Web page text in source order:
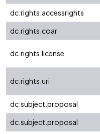
dc.rights.accessrights
dc.rights.coar
dc.rights.license
dc.rights.uri
dc.subject.proposal
dc.subject.proposal